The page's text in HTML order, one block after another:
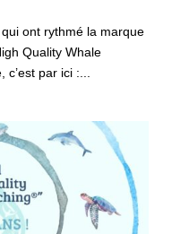
ont rythmé la marque
Quality Whale
par ici :...